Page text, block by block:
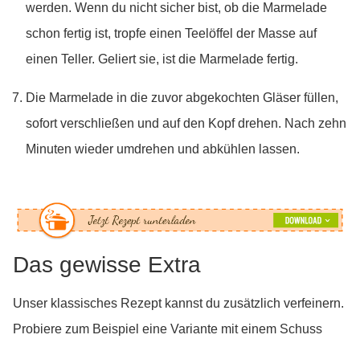
werden. Wenn du nicht sicher bist, ob die Marmelade
schon fertig ist, tropfe einen Teelöffel der Masse auf
einen Teller. Geliert sie, ist die Marmelade fertig.
Die Marmelade in die zuvor abgekochten Gläser füllen,
sofort verschließen und auf den Kopf drehen. Nach zehn
Minuten wieder umdrehen und abkühlen lassen.
Das gewisse Extra
Unser klassisches Rezept kannst du zusätzlich verfeinern.
Probiere zum Beispiel eine Variante mit einem Schuss